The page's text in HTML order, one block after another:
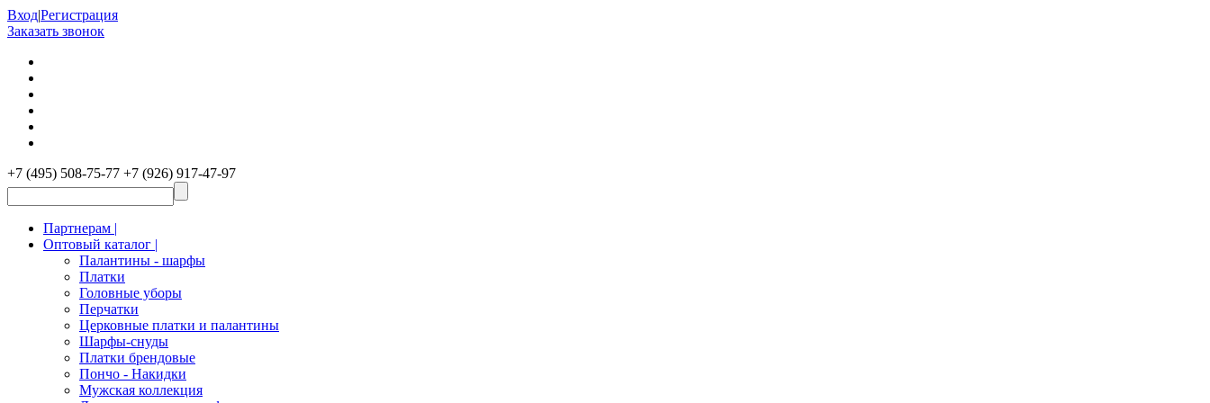
Вход|Регистрация
Заказать звонок
+7 (495) 508-75-77 +7 (926) 917-47-97
Партнерам |
Оптовый каталог |
Палантины - шарфы
Платки
Головные уборы
Перчатки
Церковные платки и палантины
Шарфы-снуды
Платки брендовые
Пончо - Накидки
Мужская коллекция